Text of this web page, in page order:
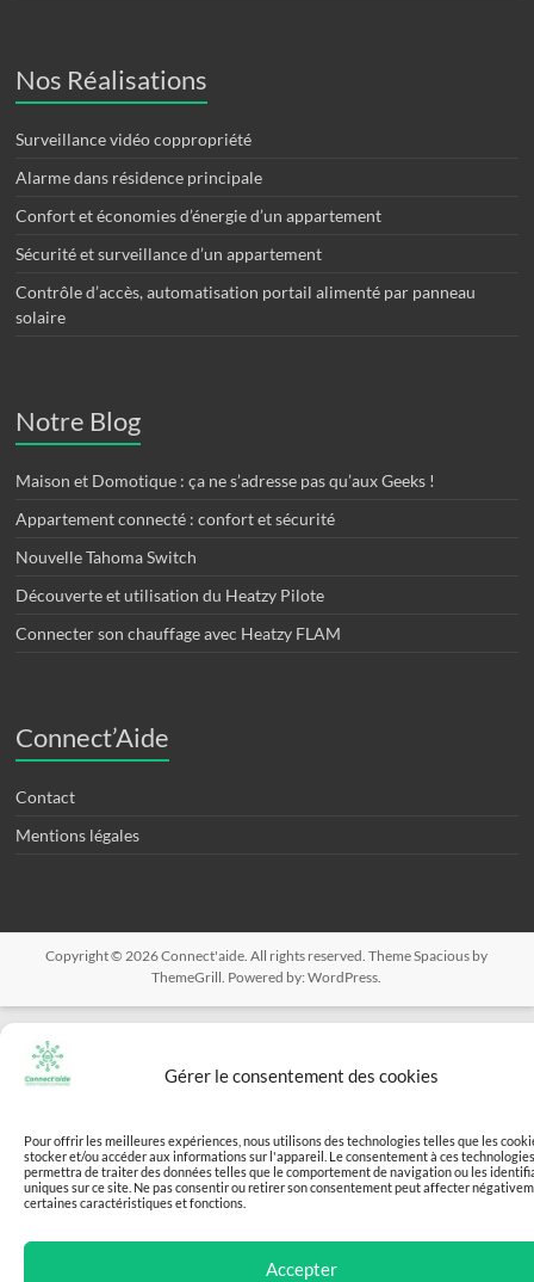
Gérer le consentement des cookies
Pour offrir les meilleures expériences, nous utilisons des technologies telles que les
stocker et/ou accéder aux informations sur l'appareil. Le consentement à ces
permettra de traiter des données telles que le comportement de navigation ou les
uniques sur ce site. Ne pas consentir ou retirer son consentement peut affecter
certaines caractéristiques et fonctions.
Accepter
Nos Réalisations
Surveillance vidéo coppropriété
Alarme dans résidence principale
Confort et économies d’énergie d’un appartement
Sécurité et surveillance d’un appartement
Contrôle d’accès, automatisation portail alimenté par panneau
solaire
Notre Blog
Maison et Domotique : ça ne s’adresse pas qu’aux Geeks !
Appartement connecté : confort et sécurité
Nouvelle Tahoma Switch
Découverte et utilisation du Heatzy Pilote
Connecter son chauffage avec Heatzy FLAM
Connect’Aide
Contact
Mentions légales
Copyright © 2026Connect'aide. All rights reserved. ThemeSpacious by
ThemeGrill. Powered by:WordPress.